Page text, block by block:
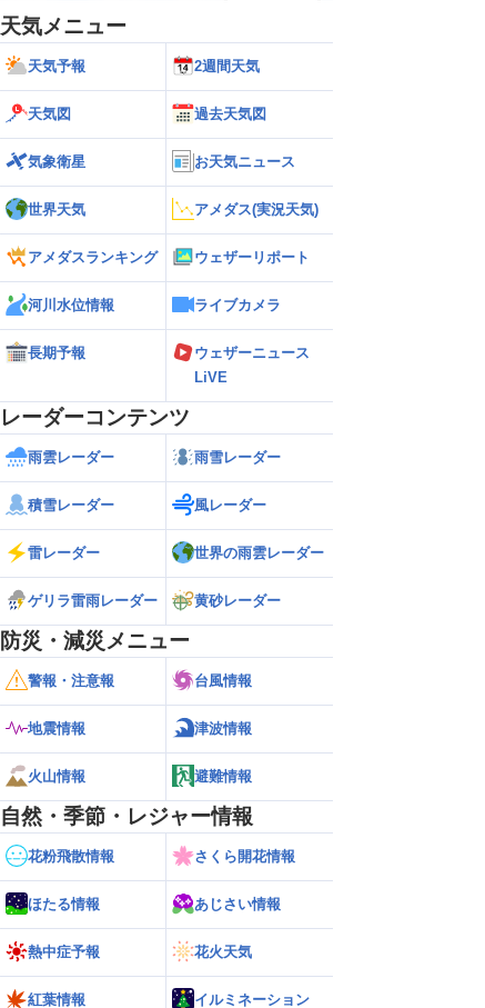
天気メニュー
天気予報 2週間天気
天気図 過去天気図
気象衛星 お天気ニュース
世界天気 アメダス(実況天気)
アメダスランキング ウェザーリポート
河川水位情報 ライブカメラ
長期予報
ウェザーニュース
LiVE
レーダーコンテンツ
雨雲レーダー 雨雪レーダー
積雪レーダー 風レーダー
雷レーダー 世界の雨雲レーダー
ゲリラ雷雨レーダー 黄砂レーダー
防災・減災メニュー
警報・注意報 台風情報
地震情報 津波情報
火山情報 避難情報
自然・季節・レジャー情報
花粉飛散情報 さくら開花情報
ほたる情報 あじさい情報
熱中症予報 花火天気
紅葉情報 イルミネーション